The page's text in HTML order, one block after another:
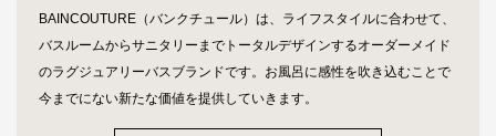
BAINCOUTURE（バンクチュール）は、ライフスタイルに合わせて、
バスルームからサニタリーまでトータルデザインするオーダーメイド
のラグジュアリーバスブランドです。お風呂に感性を吹き込むことで
今までにない新たな価値を提供していきます。